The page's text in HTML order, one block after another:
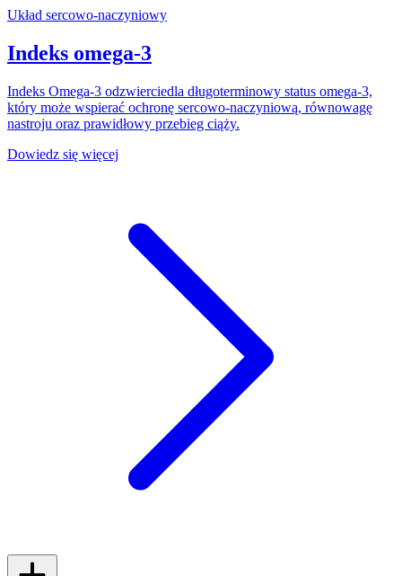
Układ sercowo-naczyniowy
Indeks omega-3
Indeks Omega-3 odzwierciedla długoterminowy status omega-3,
który może wspierać ochronę sercowo-naczyniową, równowagę
nastroju oraz prawidłowy przebieg ciąży.
Dowiedz się więcej